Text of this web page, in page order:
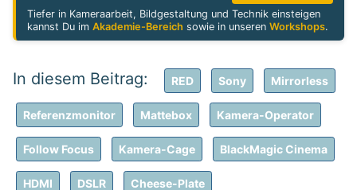
Tiefer in Kameraarbeit, Bildgestaltung und Technik einsteigen
kannst Du imAkademie-Bereich sowie in unserenWorkshops.
RED Sony Mirrorless
Referenzmonitor Mattebox Kamera-Operator
Follow Focus Kamera-Cage BlackMagic Cinema
HDMI DSLR Cheese-Plate